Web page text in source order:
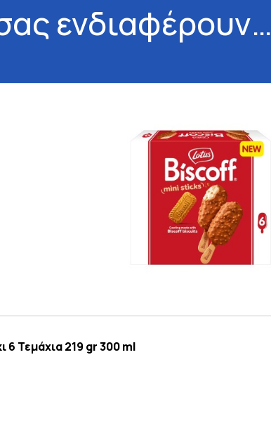
ενδιαφέρουν…
Τεμάχια 219 gr 300 ml